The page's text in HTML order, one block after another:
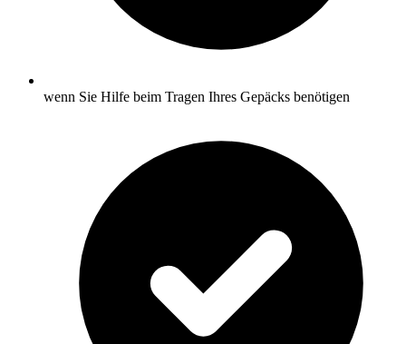
wenn Sie Hilfe beim Tragen Ihres Gepäcks benötigen